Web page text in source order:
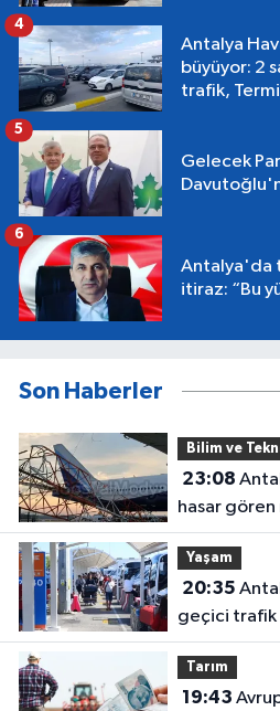
Antalya
büyüyor: 2
trafik,
4
Gelecek
5
Antalya'da
itiraz: “Bu
6
Son Haberler
Bilim ve
23:08
hasar
hizmette
Yaşam
20:35
geçici trafik
Tarım
19:43